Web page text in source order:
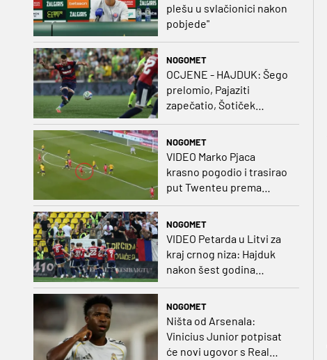
plešu u svlačionici nakon
pobjede"
NOGOMET
OCJENE - HAJDUK: Šego
prelomio, Pajaziti
zapečatio, Šotiček
NOGOMET
VIDEO Marko Pjaca
krasno pogodio i trasirao
put Twenteu prema
važnoj pobjedi
NOGOMET
VIDEO Petarda u Litvi za
kraj crnog niza: Hajduk
nakon šest godina
pobijedio na europskom
NOGOMET
Ništa od Arsenala:
Vinicius Junior potpisat
će novi ugovor s Real